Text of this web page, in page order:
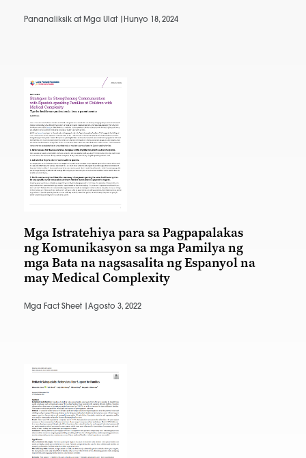
Pananaliksik at Mga Ulat | Hunyo 18, 2024
Mga Istratehiya para sa Pagpapalakas
ng Komunikasyon sa mga Pamilya ng
mga Bata na nagsasalita ng Espanyol na
may Medical Complexity
Mga Fact Sheet | Agosto 3, 2022